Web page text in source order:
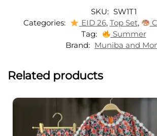
SKU: SW1T1
Categories:
EID 26, Top Set,
Tag:
Summer
Brand: Muniba and
Related products